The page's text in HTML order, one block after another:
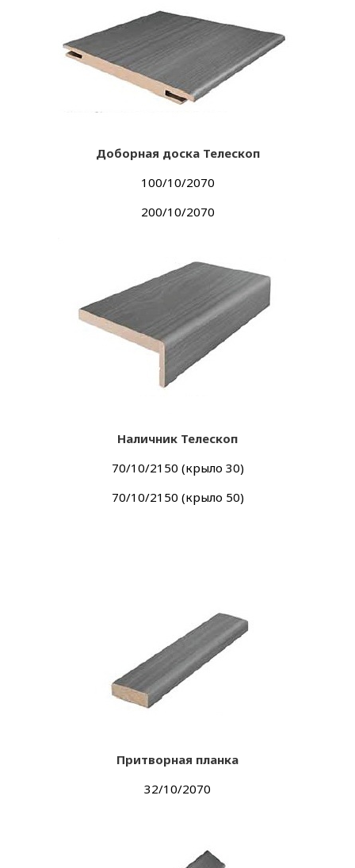
Доборная доска Телескоп
100/10/2070
200/10/2070
Наличник Телескоп
70/10/2150 (крыло 30)
70/10/2150 (крыло 50)
Притворная планка
32/10/2070